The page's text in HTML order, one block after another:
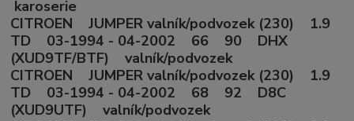
karoserie
CITROEN JUMPER valník/podvozek (230) 1.9
TD 03-1994 - 04-2002 66 90 DHX
(XUD9TF/BTF) valník/podvozek
CITROEN JUMPER valník/podvozek (230) 1.9
TD 03-1994 - 04-2002 68 92 D8C
(XUD9UTF) valník/podvozek